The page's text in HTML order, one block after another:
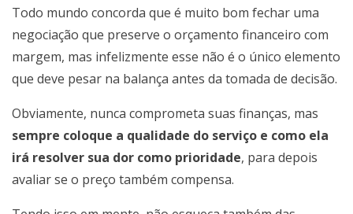
Todo mundo concorda que é muito bom fechar uma
negociação que preserve o orçamento financeiro com
margem, mas infelizmente esse não é o único elemento
que deve pesar na balança antes da tomada de decisão.
Obviamente, nunca comprometa suas finanças, mas
sempre coloque a qualidade do serviço e como ela
irá resolver sua dor como prioridade, para depois
avaliar se o preço também compensa.